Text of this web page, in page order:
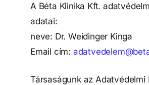
A Béta Klinika Kft.
adatai:
neve: Dr. Weidinger Kinga
Email cím:
Társaságunk az Adatvédelmi